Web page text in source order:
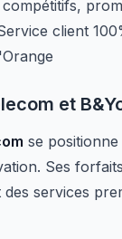
client
et
se
Ses
services